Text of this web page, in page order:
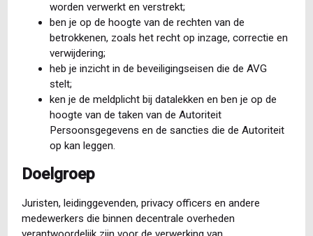
worden verwerkt en verstrekt;
ben je op de hoogte van de rechten van de
betrokkenen, zoals het recht op inzage, correctie en
verwijdering;
heb je inzicht in de beveiligingseisen die de AVG
stelt;
ken je de meldplicht bij datalekken en ben je op de
hoogte van de taken van de Autoriteit
Persoonsgegevens en de sancties die de Autoriteit
op kan leggen.
Doelgroep
Juristen, leidinggevenden, privacy officers en andere
medewerkers die binnen decentrale overheden